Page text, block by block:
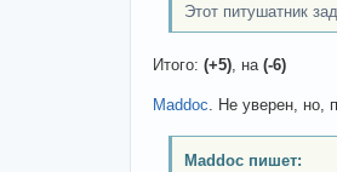
Этот питушатник
Итого: (+5) , на (-6)
Maddoc . Не уверен, но,
Maddoc пишет: